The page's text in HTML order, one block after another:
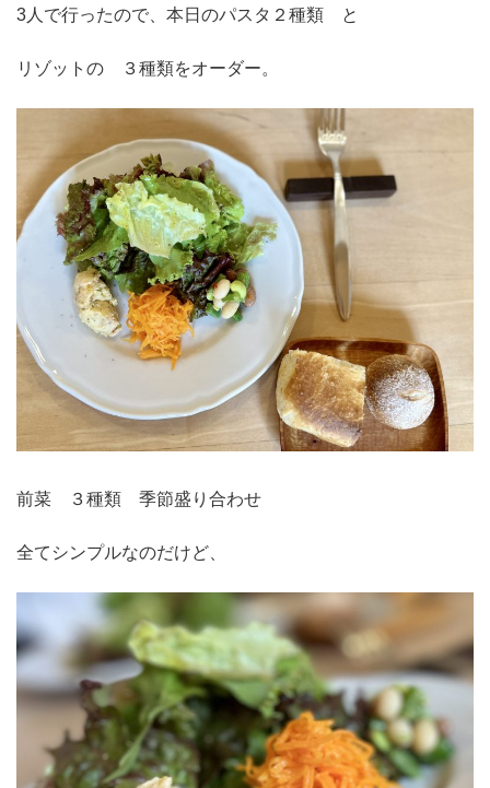
3人で行ったので、本日のパスタ２種類 と
リゾットの ３種類をオーダー。
前菜 ３種類 季節盛り合わせ
全てシンプルなのだけど、